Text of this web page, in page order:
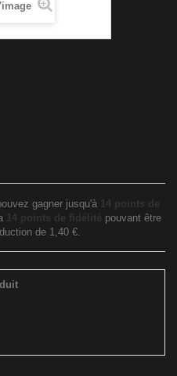
gagner jusqu'à 14 points de
14 points de fidélité pouvant être
de 1,40 €.